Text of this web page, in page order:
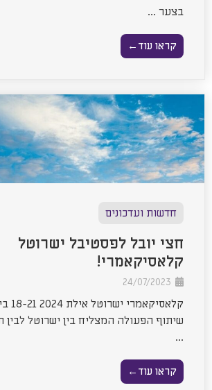
בצער ...
קראו עוד←
חדשות ועדכונים
חצי יובל לפסטיבל ישרוטל
קלאסיקאמרי!
שיתוף הפעולה המצליח בין ישרוטל לבין
...
קראו עוד←